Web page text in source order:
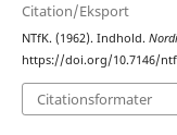
Citation/Eksport
NTfK. (1962). Indhold.
https://doi.org/10.7146/
Citationsformater